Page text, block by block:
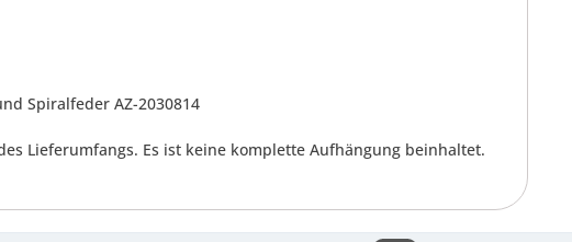
Spiralfeder AZ-2030814
Lieferumfangs. Es ist keine komplette Aufhängung beinhaltet.